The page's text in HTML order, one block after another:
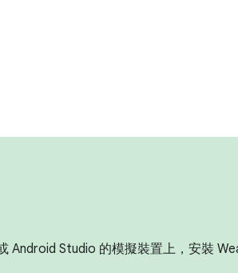
Android Studio 的模擬裝置上，安裝